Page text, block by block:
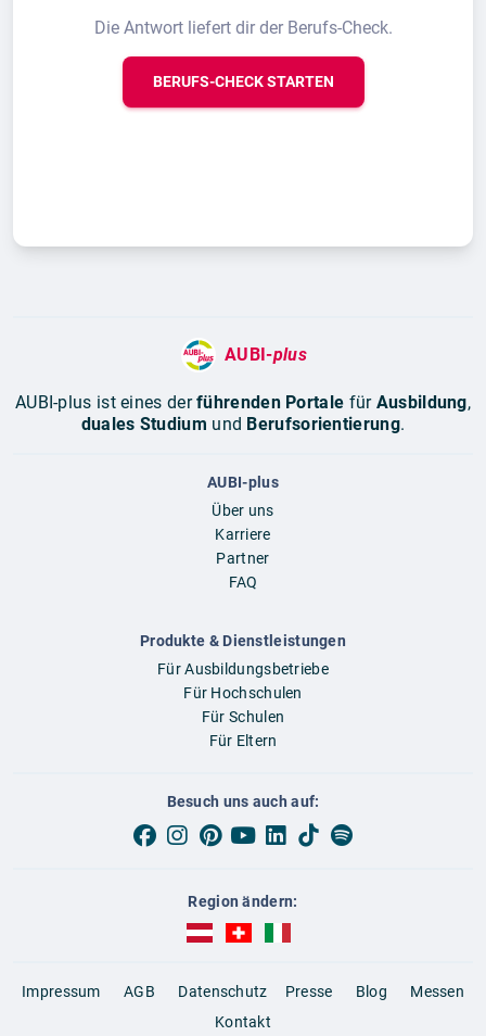
Die Antwort liefert dir der Berufs-Check.
BERUFS-CHECK STARTEN
AUBI-plus
AUBI-plus ist eines derführenden Portale für Ausbildung,
duales Studium und Berufsorientierung.
AUBI-plus
Über uns
Karriere
Partner
FAQ
Produkte & Dienstleistungen
Für Ausbildungsbetriebe
Für Hochschulen
Für Schulen
Für Eltern
Besuch uns auch auf:
Region ändern:
AUBI-plus Österreich (deutsch)
AUBI-plus Schweiz (deutsch)
AUBI-plus Italien (deutsch)
Impressum AGB Datenschutz Presse Blog
Messen
Kontakt